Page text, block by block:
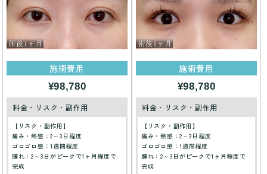
施術費用
¥98,780
料金・リスク・副作用
【リスク・副作用】
痛み・熱感：2～3日程度
ゴロゴロ感：1週間程度
腫れ：2～3日がピークで1ヶ月程度で
完成
施術費用
¥98,780
料金・リスク・副作用
【リスク・副作用】
痛み・熱感：2～3日程度
ゴロゴロ感：1週間程度
腫れ：2～3日がピークで1ヶ月程度で
完成